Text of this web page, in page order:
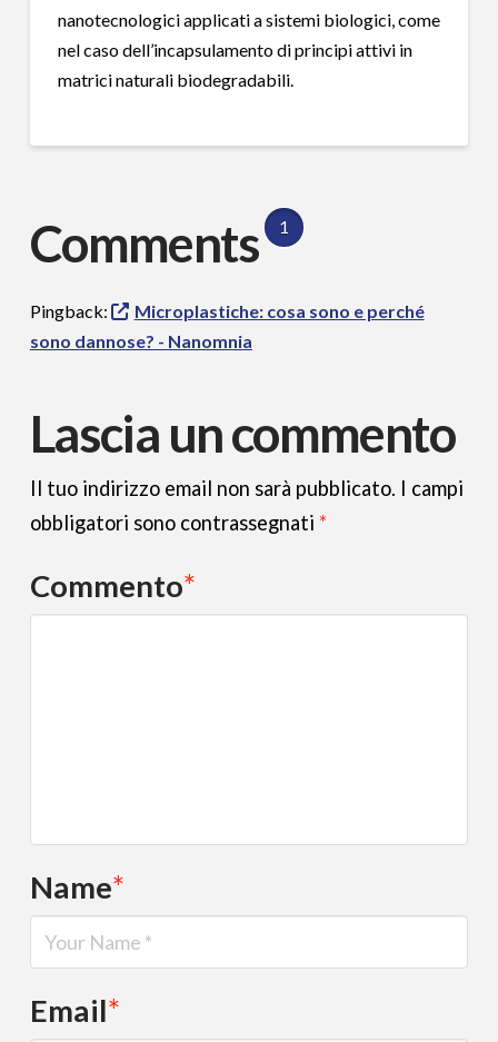
nanotecnologici applicati a sistemi biologici, come
nel caso dell’incapsulamento di principi attivi in
matrici naturali biodegradabili.
Comments 1
Pingback:
Microplastiche: cosa sono e perché
sono dannose? - Nanomnia
Lascia un commento
Il tuo indirizzo email non sarà pubblicato. I campi
obbligatori sono contrassegnati *
Commento*
Name*
Email*